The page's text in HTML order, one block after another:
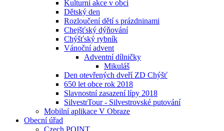
Kulturní akce v obci
Dětský den
Rozloučení dětí s prázdninami
Chejšťský dýňování
Chýšťský rybník
Vánoční advent
Adventní dílničky
Mikuláš
Den otevřených dveří ZD Chýšť
650 let obce rok 2018
Slavnostní zasazení lípy 2018
SilvestrTour - Silvestrovské putování
Mobilní aplikace V Obraze
Obecní úřad
Czech POINT